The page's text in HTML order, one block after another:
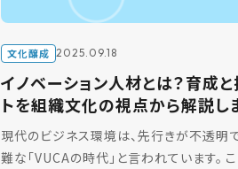
文化醸成 2025.09.18
イノベーション人材とは？育成
トを組織文化の視点から解説し
現代のビジネス環境は、先行きが不透明
難な「VUCAの時代」と言われています。